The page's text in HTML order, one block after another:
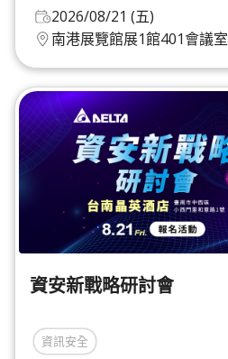
2026/08/21 (五)
南港展覽館展1館401會議室
資安新戰略研討會
資訊安全